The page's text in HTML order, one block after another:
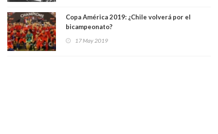
Copa América 2019: ¿Chile volverá por el
bicampeonato?
17 May 2019